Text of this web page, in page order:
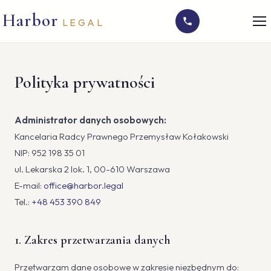
Harbor LEGAL
Polityka prywatności
Administrator danych osobowych:
Kancelaria Radcy Prawnego Przemysław Kołakowski
NIP: 952 198 35 01
ul. Lekarska 2 lok. 1, 00-610 Warszawa
E-mail: office@harbor.legal
Tel.: +48 453 390 849
1. Zakres przetwarzania danych
Przetwarzam dane osobowe w zakresie niezbędnym do: